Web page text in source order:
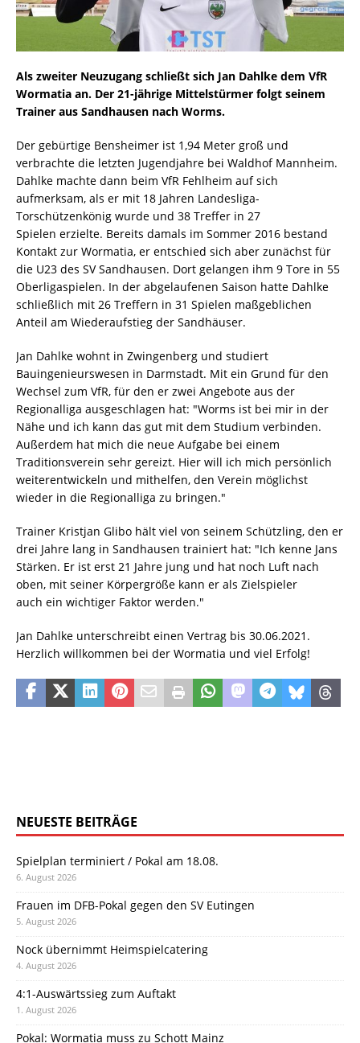
Als zweiter Neuzugang schließt sich Jan Dahlke dem VfR
Wormatia an. Der 21-jährige Mittelstürmer folgt seinem
Trainer aus Sandhausen nach Worms.
Der gebürtige Bensheimer ist 1,94 Meter groß und
verbrachte die letzten Jugendjahre bei Waldhof Mannheim.
Dahlke machte dann beim VfR Fehlheim auf sich
aufmerksam, als er mit 18 Jahren Landesliga-
Torschützenkönig wurde und 38 Treffer in 27
Spielen erzielte. Bereits damals im Sommer 2016 bestand
Kontakt zur Wormatia, er entschied sich aber zunächst für
die U23 des SV Sandhausen. Dort gelangen ihm 9 Tore in 55
Oberligaspielen. In der abgelaufenen Saison hatte Dahlke
schließlich mit 26 Treffern in 31 Spielen maßgeblichen
Anteil am Wiederaufstieg der Sandhäuser.
Jan Dahlke wohnt in Zwingenberg und studiert
Bauingenieurswesen in Darmstadt. Mit ein Grund für den
Wechsel zum VfR, für den er zwei Angebote aus der
Regionalliga ausgeschlagen hat: "Worms ist bei mir in der
Nähe und ich kann das gut mit dem Studium verbinden.
Außerdem hat mich die neue Aufgabe bei einem
Traditionsverein sehr gereizt. Hier will ich mich persönlich
weiterentwickeln und mithelfen, den Verein möglichst
wieder in die Regionalliga zu bringen."
Trainer Kristjan Glibo hält viel von seinem Schützling, den er
drei Jahre lang in Sandhausen trainiert hat: "Ich kenne Jans
Stärken. Er ist erst 21 Jahre jung und hat noch Luft nach
oben, mit seiner Körpergröße kann er als Zielspieler
auch ein wichtiger Faktor werden."
Jan Dahlke unterschreibt einen Vertrag bis 30.06.2021.
Herzlich willkommen bei der Wormatia und viel Erfolg!
NEUESTE BEITRÄGE
Spielplan terminiert / Pokal am 18.08.
6. August 2026
Frauen im DFB-Pokal gegen den SV Eutingen
5. August 2026
Nock übernimmt Heimspielcatering
4. August 2026
4:1-Auswärtssieg zum Auftakt
1. August 2026
Pokal: Wormatia muss zu Schott Mainz